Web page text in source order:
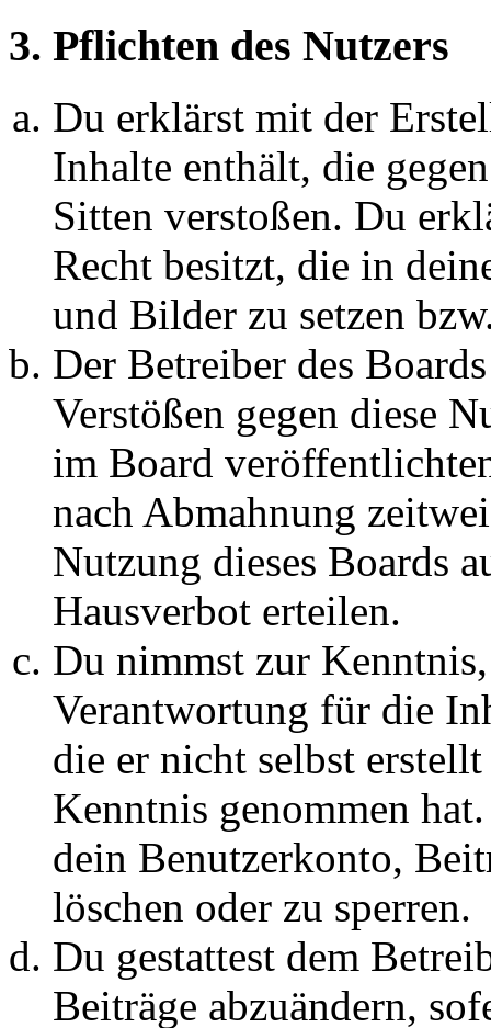
3. Pflichten des Nutzers
Du erklärst mit der
Inhalte enthält, die
Sitten verstoßen. Du
Recht besitzt, die in
und Bilder zu setzen
Der Betreiber des
Verstößen gegen diese
im Board
nach Abmahnung
Nutzung dieses Boards
Hausverbot erteilen.
Du nimmst zur
Verantwortung für die
die er nicht selbst
Kenntnis genommen
dein Benutzerkonto,
löschen oder zu sperren.
Du gestattest dem
Beiträge abzuändern,